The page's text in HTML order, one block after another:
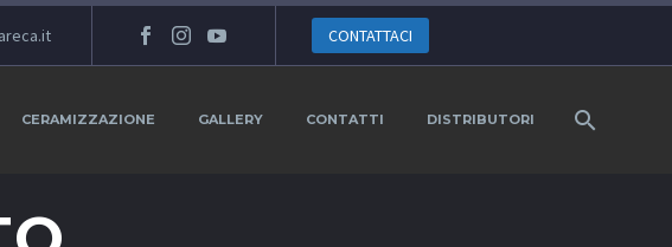
CONTATTACI
CERAMIZZAZIONE GALLERY CONTATTI DISTRIBUTORI